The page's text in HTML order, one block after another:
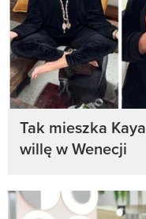
Tak mieszka
willę w Wenecji